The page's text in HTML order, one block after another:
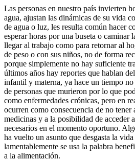
Las personas en nuestro país invierten
agua, ajustan las dinámicas de su vida
de agua o luz, les resulta común hacer
esperar horas por una buseta o caminar
llegar al trabajo como para retornar al
de peso o con sus niños, no de forma
porque simplemente no hay suficiente
últimos años hay reportes que hablan
infantil y materna, ya hace un tiempo no
de personas que murieron por lo que
como enfermedades crónicas, pero en
ocurren como consecuencia de no tener
medicinas y a la posibilidad de acceder
necesarios en el momento oportuno.
ha vuelto un asunto que desgasta la
lamentablemente se usa la palabra
a la alimentación.